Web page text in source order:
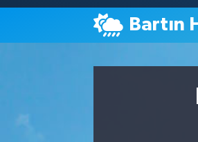
Bartın
Süper Lig Puan Durumu ve